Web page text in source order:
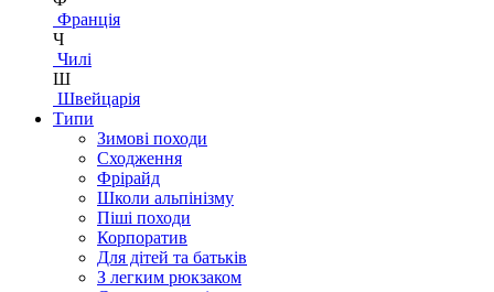
Франція
Ч
Чилі
Ш
Швейцарія
Типи
Зимові походи
Сходження
Фрірайд
Школи альпінізму
Піші походи
Корпоратив
Для дітей та батьків
З легким рюкзаком